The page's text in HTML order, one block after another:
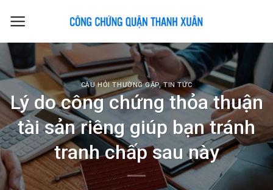
CÂU HỎI THƯỜNG GẶP,TIN TỨC
Lý do công chứng thỏa thuận
tài sản riêng giúp bạn tránh
tranh chấp sau này